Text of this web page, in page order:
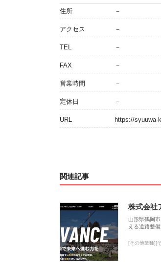
住所 －
アクセス －
TEL －
FAX －
営業時間 －
定休日 －
URL https://syuuwa-
関連記事
株式会社
山形県鶴岡
える道路整
[その他業種][